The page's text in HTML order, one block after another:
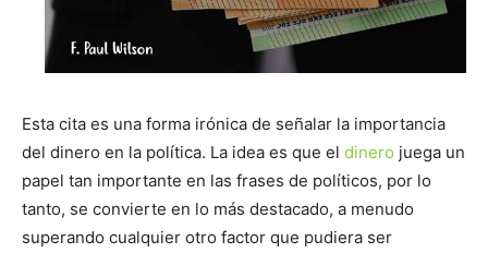
Esta cita es una forma irónica de señalar la importancia
del dinero en la política. La idea es que el dinero juega un
papel tan importante en las frases de políticos, por lo
tanto, se convierte en lo más destacado, a menudo
superando cualquier otro factor que pudiera ser